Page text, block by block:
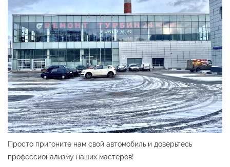
Просто пригоните нам свой автомобиль и доверьтесь
профессионализму наших мастеров!